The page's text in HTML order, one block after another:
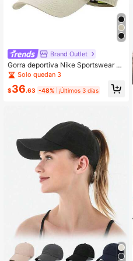
Brand Outlet
Gorra deportiva Nike Sportswear H
eritage 86 Futura, parte superior su
ave con letras, gorra de béisbol de
algodón, unisex, estilo para parejas,
Solo quedan 3
$36.63 -48% ¡Últimos 3 días